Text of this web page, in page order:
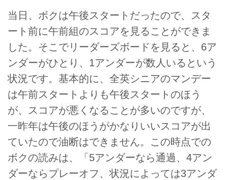
当日、ボクは午後スタートだったので、スタ
ート前に午前組のスコアを見ることができま
した。そこでリーダーズボードを見ると、6ア
ンダーがひとり、1アンダーが数人いるという
状況です。基本的に、全英シニアのマンデー
は午前スタートよりも午後スタートのほう
が、スコアが悪くなることが多いのですが、
一昨年は午後のほうがかなりいいスコアが出
ていたので油断はできません。この時点での
ボクの読みは、「5アンダーなら通過、4アン
ダーならプレーオフ、状況によっては3アンダ